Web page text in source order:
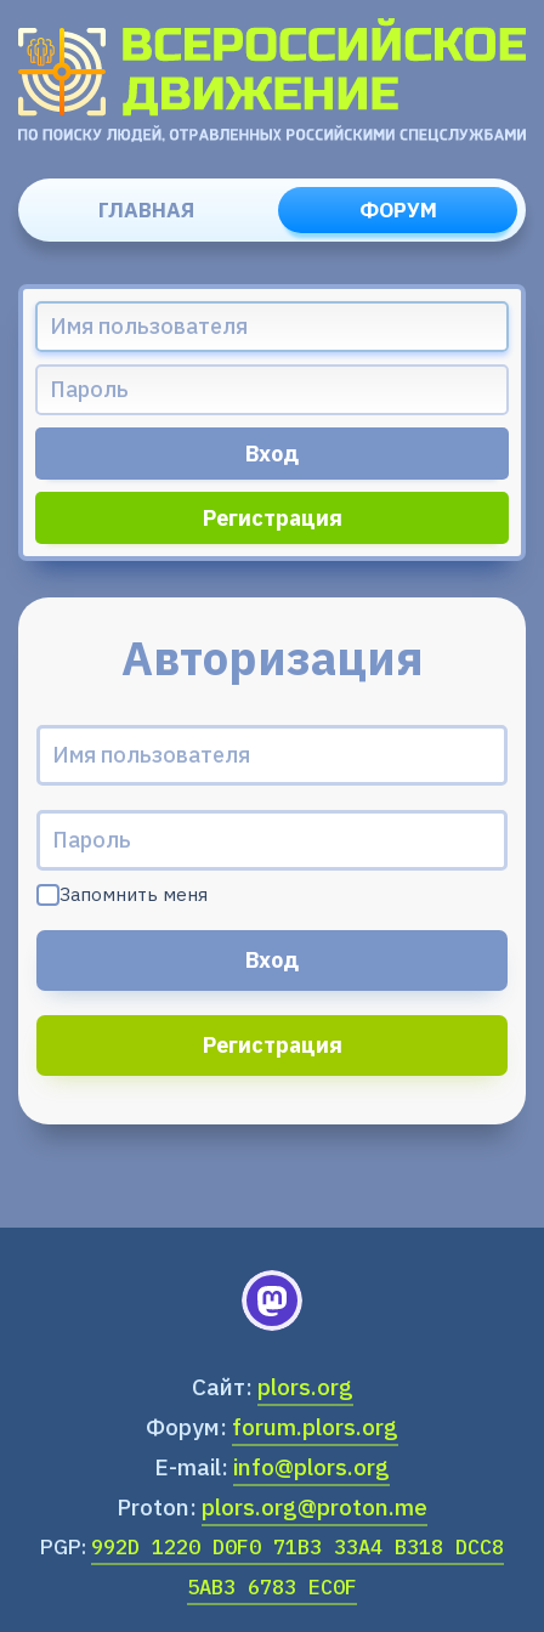
ГЛАВНАЯ ФОРУМ
Регистрация
Авторизация
Запомнить меня
Регистрация
Сайт: plors.org
Форум: forum.plors.org
E-mail: info@plors.org
Proton: plors.org@proton.me
PGP: 992D 1220 D0F0 71B3 33A4 B318 DCC8
5AB3 6783 EC0F